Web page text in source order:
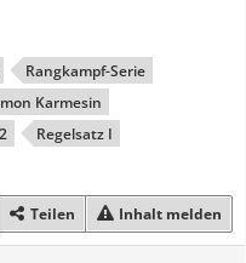
Rangkampf-Serie
Karmesin
Regelsatz I
Teilen Inhalt melden